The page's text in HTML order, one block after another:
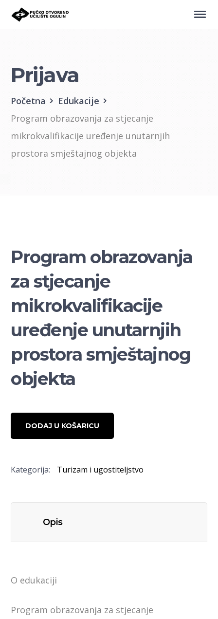
Prijava
Početna
Edukacije
Program obrazovanja za stjecanje
mikrokvalifikacije uređenje unutarnjih
prostora smještajnog objekta
Program obrazovanja
za stjecanje
mikrokvalifikacije
uređenje unutarnjih
prostora smještajnog
objekta
DODAJ U KOŠARICU
Kategorija: Turizam i ugostiteljstvo
Opis
O edukaciji
Program obrazovanja za stjecanje